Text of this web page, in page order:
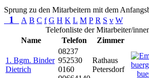
Sprung zu den Mitarbeitern mit dem
1 A B C f G H K L M P R S v W
Telefonliste der Mitarbeiter/
Name
Telefon Zimmer
1. Bgm. Binder
Dietrich
08237
952530
0160
Rathaus
Petersdorf